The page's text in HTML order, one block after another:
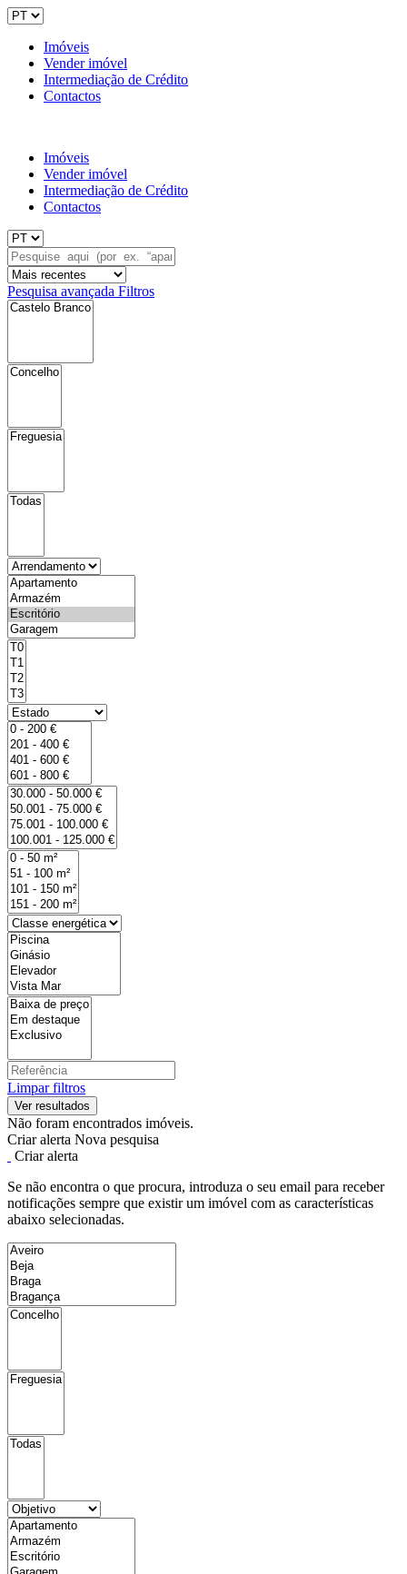
Imóveis
Vender imóvel
Intermediação de Crédito
Contactos
Imóveis
Vender imóvel
Intermediação de Crédito
Contactos
Pesquisa avançada Filtros
Limpar filtros
Não foram encontrados imóveis.
Criar alerta Nova pesquisa
Criar alerta
Se não encontra o que procura, introduza o seu email para receber
notificações sempre que existir um imóvel com as características
abaixo selecionadas.